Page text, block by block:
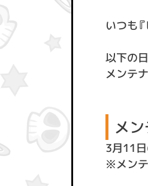
いつも
以下の
メンテ
メ
3月11
※メン